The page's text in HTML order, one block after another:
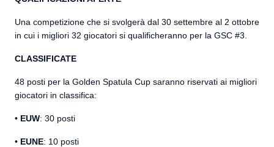
Una competizione che si svolgerà dal 30 settembre al 2 ottobre
in cui i migliori 32 giocatori si qualificheranno per la GSC #3.
CLASSIFICATE
48 posti per la Golden Spatula Cup saranno riservati ai migliori
giocatori in classifica:
• EUW: 30 posti
• EUNE: 10 posti